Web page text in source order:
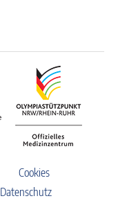
Cookies
Datenschutz